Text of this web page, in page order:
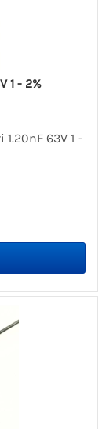
1 - 2%
63V 1 -